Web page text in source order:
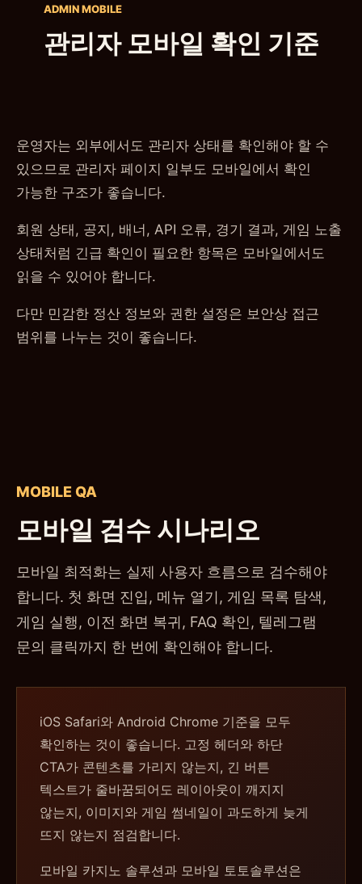
ADMIN MOBILE
관리자 모바일 확인 기준
운영자는 외부에서도 관리자 상태를 확인해야 할 수
있으므로 관리자 페이지 일부도 모바일에서 확인
가능한 구조가 좋습니다.
회원 상태, 공지, 배너, API 오류, 경기 결과, 게임 노출
상태처럼 긴급 확인이 필요한 항목은 모바일에서도
읽을 수 있어야 합니다.
다만 민감한 정산 정보와 권한 설정은 보안상 접근
범위를 나누는 것이 좋습니다.
MOBILE QA
모바일 검수 시나리오
모바일 최적화는 실제 사용자 흐름으로 검수해야
합니다. 첫 화면 진입, 메뉴 열기, 게임 목록 탐색,
게임 실행, 이전 화면 복귀, FAQ 확인, 텔레그램
문의 클릭까지 한 번에 확인해야 합니다.
iOS Safari와 Android Chrome 기준을 모두
확인하는 것이 좋습니다. 고정 헤더와 하단
CTA가 콘텐츠를 가리지 않는지, 긴 버튼
텍스트가 줄바꿈되어도 레이아웃이 깨지지
않는지, 이미지와 게임 썸네일이 과도하게 늦게
뜨지 않는지 점검합니다.
모바일 카지노 솔루션과 모바일 토토솔루션은